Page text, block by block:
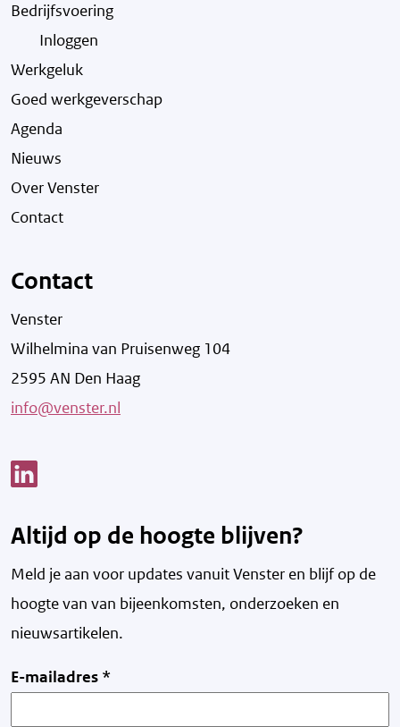
Bedrijfsvoering
Inloggen
Werkgeluk
Goed werkgeverschap
Agenda
Nieuws
Over Venster
Contact
Contact
Venster
Wilhelmina van Pruisenweg 104
2595 AN Den Haag
info@venster.nl
Altijd op de hoogte blijven?
Meld je aan voor updates vanuit Venster en blijf op de
hoogte van van bijeenkomsten, onderzoeken en
nieuwsartikelen.
E-mailadres *